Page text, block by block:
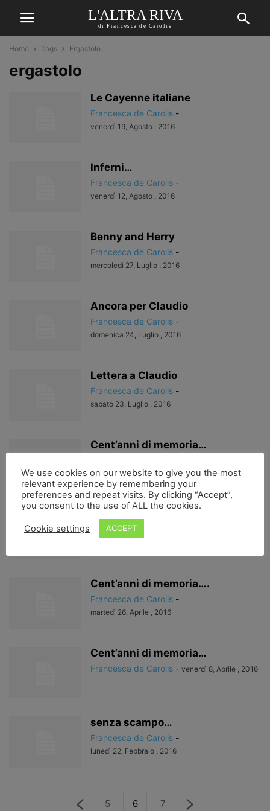
L'ALTRA RIVA
di Francesca de Carolis
Home Tags Ergastolo
ergastolo
Le Cayenne italiane
Francesca de Carolis -
venerdì 19, Agosto , 2016
Inferni…
Francesca de Carolis -
venerdì 12, Agosto , 2016
Benny and Herry
Francesca de Carolis -
mercoledì 27, Luglio , 2016
Ancora per Claudio
Francesca de Carolis -
domenica 24, Luglio , 2016
Lettera a Claudio
Francesca de Carolis -
sabato 23, Luglio , 2016
Cent’anni di memoria…
domenica 3, Luglio , 2016
Francesca de Carolis
Cent’anni di memoria….
Francesca de Carolis -
martedì 26, Aprile , 2016
Cent’anni di memoria…
Francesca de Carolis - venerdì 8, Aprile , 2016
senza scampo…
Francesca de Carolis -
lunedì 22, Febbraio , 2016
5 6 7
We use cookies on our website to give you the most
relevant experience by remembering your
preferences and repeat visits. By clicking “Accept”,
you consent to the use of ALL the cookies.
Cookie settings ACCEPT